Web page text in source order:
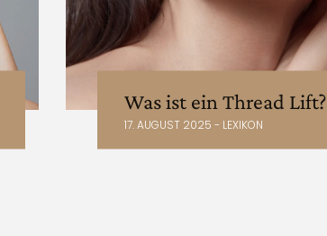
Was ist ein Thread Lift?
17. AUGUST 2025 - LEXIKON